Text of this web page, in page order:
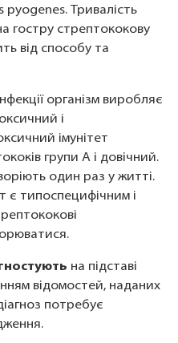
pyogenes. Тривалість
гостру стрептококову
від способу та
організм виробляє
і
імунітет
групи А і довічний.
один раз у житті.
є типоспецифічним і
на підставі
відомостей, наданих
потребує